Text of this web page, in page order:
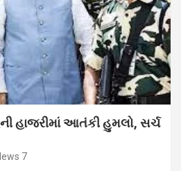
હાજરીમાં આતંકી હુમલો, સર્ચ
7